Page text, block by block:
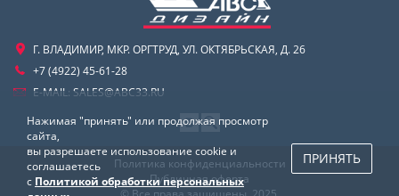
Г. ВЛАДИМИР, МКР. ОРГТРУД, УЛ. ОКТЯБРЬСКАЯ, Д. 26
+7 (4922) 45-61-28
E-MAIL: SALES@ABC33.RU
Политика конфиденциальности
Публичная оферта
Нажимая "принять" или продолжая просмотр
сайта,
вы разрешаете использование cookie и
соглашаетесь
с Политикой обработки персональных
ПРИНЯТЬ